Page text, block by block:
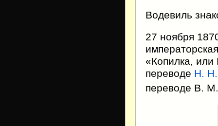
Водевиль
27 ноября
«Копилка, или
переводе Н. Н.
переводе В.